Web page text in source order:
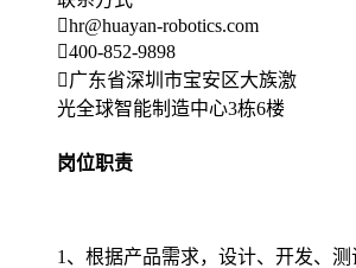
hr@huayan-robotics.com
400-852-9898
广东省深圳市宝安区大族激
光全球智能制造中心3栋6楼
岗位职责
1、根据产品需求，设计、开发、测